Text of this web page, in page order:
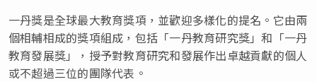
一丹獎是全球最大教育獎項，並歡迎多樣化的提名。它由兩
個相輔相成的獎項組成，包括「一丹教育研究獎」和「一丹
教育發展獎」，授予對教育研究和發展作出卓越貢獻的個人
或不超過三位的團隊代表。